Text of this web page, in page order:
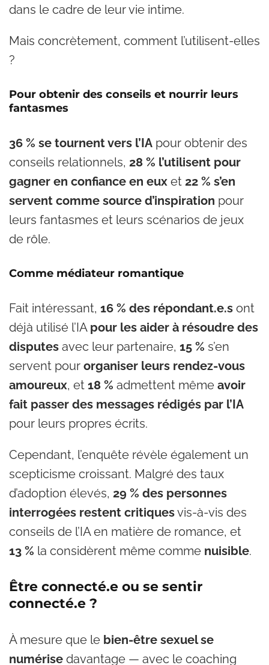
dans le cadre de leur vie intime.
Mais concrètement, comment l’utilisent-elles
?
Pour obtenir des conseils et nourrir leurs
fantasmes
36 % se tournent vers l’IA pour obtenir des
conseils relationnels, 28 % l’utilisent pour
gagner en confiance en eux et 22 % s’en
servent comme source d’inspiration pour
leurs fantasmes et leurs scénarios de jeux
de rôle.
Comme médiateur romantique
Fait intéressant, 16 % des répondant.e.s ont
déjà utilisé l’IA pour les aider à résoudre des
disputes avec leur partenaire, 15 % s’en
servent pour organiser leurs rendez-vous
amoureux, et 18 % admettent même avoir
fait passer des messages rédigés par l’IA
pour leurs propres écrits.
Cependant, l’enquête révèle également un
scepticisme croissant. Malgré des taux
d’adoption élevés, 29 % des personnes
interrogées restent critiquesvis-à-vis des
conseils de l’IA en matière de romance, et
13 % la considèrent même comme nuisible.
Être connecté.e ou se sentir
connecté.e ?
À mesure que le bien-être sexuel se
numérise davantage — avec le coaching